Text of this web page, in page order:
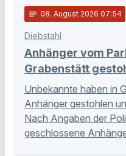
notes 08. August 2026 07:54
Diebstahl
Anhänger vom
Grabenstätt
Unbekannte haben in
Anhänger gestohlen
Nach Angaben der
geschlossene